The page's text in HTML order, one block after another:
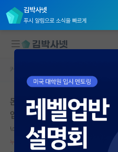
김박사넷
푸시 알림으로 소식을 빠르게
대학원생 모집
국내대학원 정보
연구실&오픈랩
커뮤니티
커뮤니티 홈
돈 버는게 목적이면, SPK 교수
업 가능하면 취업 하시길.
넉살좋은 마키아벨리
누적 신고가 50개 이상인 사용자입니다.